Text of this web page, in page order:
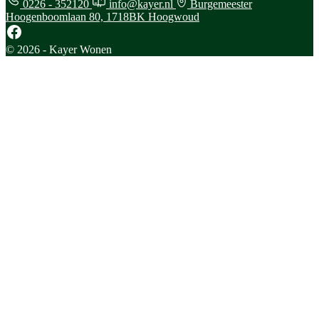
0226 - 352120 info@kayer.nl
Burgemeester
Hoogenboomlaan 80, 1718BK Hoogwoud
© 2026 - Kayer Wonen